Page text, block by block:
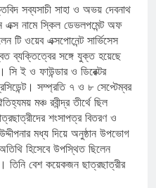
সব্যসাচী সাহা ও অভয় দেবনাথ
নামে স্কিল ডেভলপমেন্ট অফ
টি ওয়েব এক্সপোনেন্ট সার্ভিসেস
ব্যক্তিত্বের সঙ্গে যুক্ত হয়েছে
সি ই ও ফাউন্ডার ও ডিরেক্টর
সম্প্রতি ৭ ও ৮ সেপ্টেম্বর
মঞ্চ রবীন্দ্র তীর্থে ছিল
শংসাপত্র বিতরণ ও
মধ্য দিয়ে অনুষ্ঠান উপভোগ
হিসেবে উপস্থিত ছিলেন
তিনি বেশ কয়েকজন ছাত্রছাত্রীর